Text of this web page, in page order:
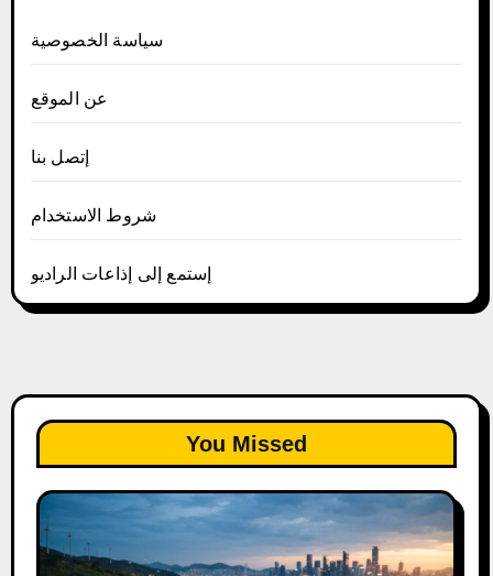
سياسة الخصوصية
عن الموقع
إتصل بنا
شروط الاستخدام
إستمع إلى إذاعات الراديو
You Missed